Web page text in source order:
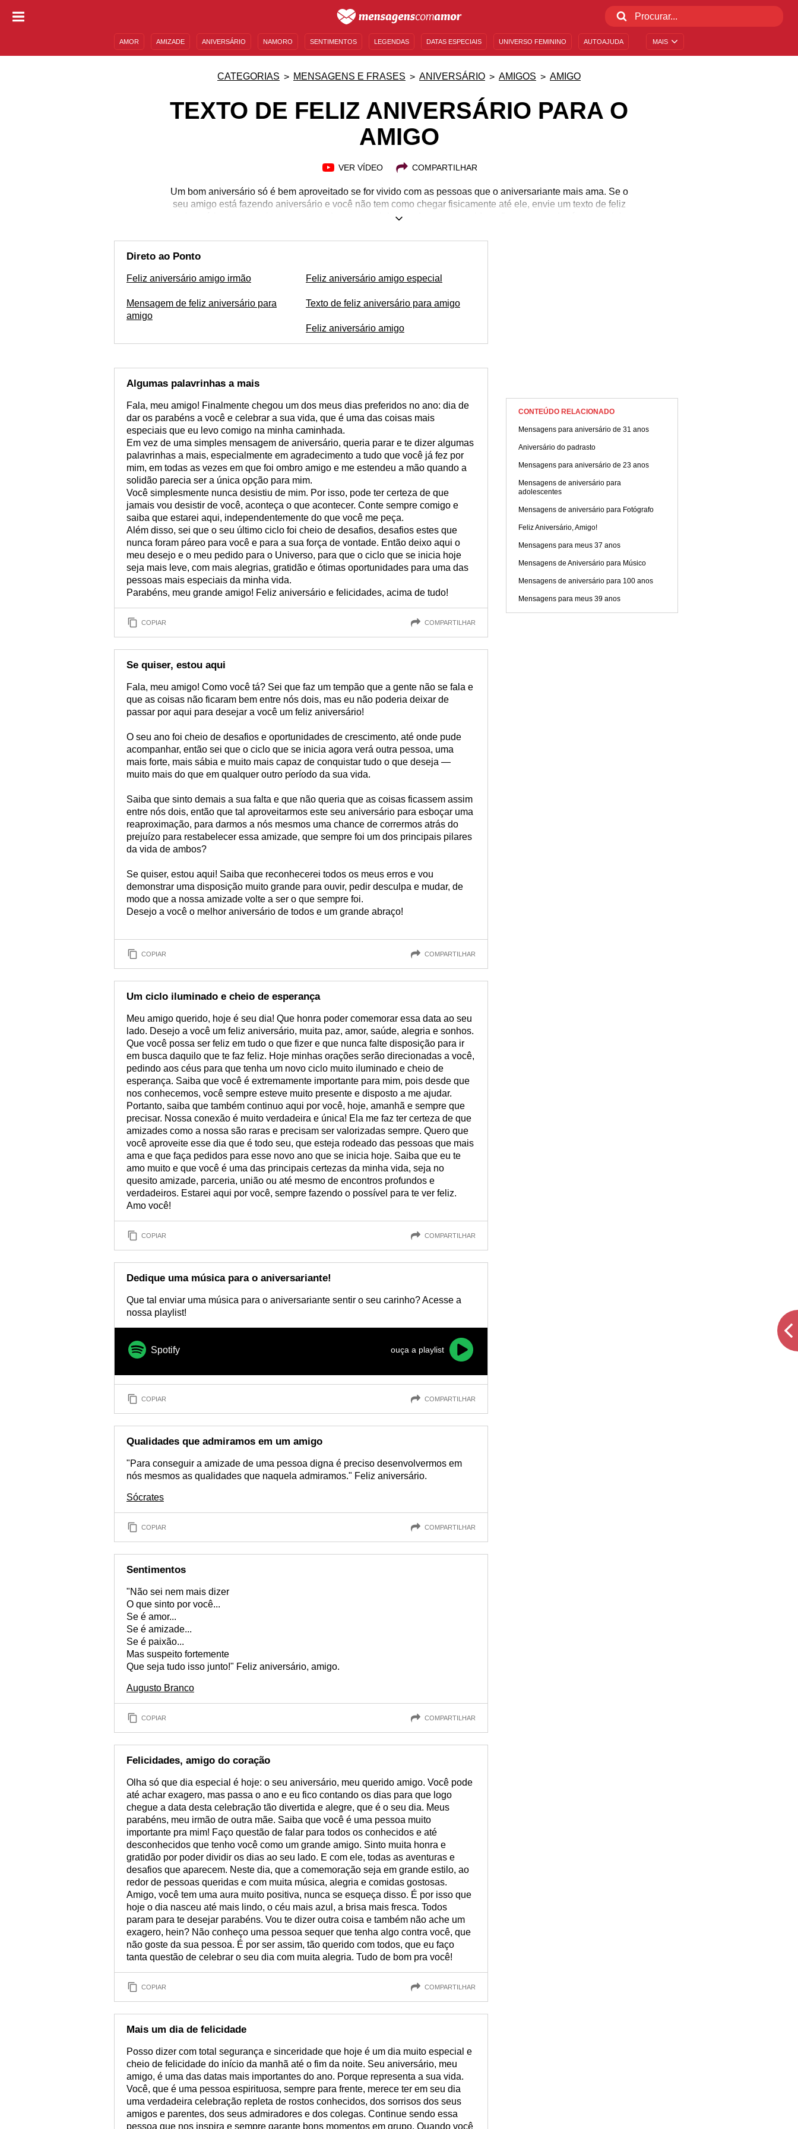
MAIS
AMOR AMIZADE ANIVERSÁRIO NAMORO SENTIMENTOS LEGENDAS DATAS ESPECIAIS UNIVERSO FEMININO AUTOAJUDA
CATEGORIAS MENSAGENS E FRASES ANIVERSÁRIO AMIGOS AMIGO
TEXTO DE FELIZ ANIVERSÁRIO PARA O
AMIGO
VER VÍDEO COMPARTILHAR
Um bom aniversário só é bem aproveitado se for vivido com as pessoas que o aniversariante mais ama. Se o
seu amigo está fazendo aniversário e você não tem como chegar fisicamente até ele, envie um texto de feliz
aniversário para o amigo e mostre todo o seu carinho e toda a sua consideração por esse alguém especial.
mensagem que tem mais a cara dele. Que tal declarar a importância dessa amizade no aniversário do seu
amigo? Emocione-o com palavras inspiradoras, verdadeiras e cheias de felicidade no melhor dia do ano!
Direto ao Ponto
Feliz aniversário amigo irmão
Mensagem de feliz aniversário para
amigo
Feliz aniversário amigo especial
Texto de feliz aniversário para amigo
Feliz aniversário amigo
Algumas palavrinhas a mais
Fala, meu amigo! Finalmente chegou um dos meus dias preferidos no ano: dia de
dar os parabéns a você e celebrar a sua vida, que é uma das coisas mais
especiais que eu levo comigo na minha caminhada.
Em vez de uma simples mensagem de aniversário, queria parar e te dizer algumas
palavrinhas a mais, especialmente em agradecimento a tudo que você já fez por
mim, em todas as vezes em que foi ombro amigo e me estendeu a mão quando a
solidão parecia ser a única opção para mim.
Você simplesmente nunca desistiu de mim. Por isso, pode ter certeza de que
jamais vou desistir de você, aconteça o que acontecer. Conte sempre comigo e
saiba que estarei aqui, independentemente do que você me peça.
Além disso, sei que o seu último ciclo foi cheio de desafios, desafios estes que
nunca foram páreo para você e para a sua força de vontade. Então deixo aqui o
meu desejo e o meu pedido para o Universo, para que o ciclo que se inicia hoje
seja mais leve, com mais alegrias, gratidão e ótimas oportunidades para uma das
pessoas mais especiais da minha vida.
Parabéns, meu grande amigo! Feliz aniversário e felicidades, acima de tudo!
COPIAR COMPARTILHAR
Se quiser, estou aqui
Fala, meu amigo! Como você tá? Sei que faz um tempão que a gente não se fala e
que as coisas não ficaram bem entre nós dois, mas eu não poderia deixar de
passar por aqui para desejar a você um feliz aniversário!
O seu ano foi cheio de desafios e oportunidades de crescimento, até onde pude
acompanhar, então sei que o ciclo que se inicia agora verá outra pessoa, uma
mais forte, mais sábia e muito mais capaz de conquistar tudo o que deseja —
muito mais do que em qualquer outro período da sua vida.
Saiba que sinto demais a sua falta e que não queria que as coisas ficassem assim
entre nós dois, então que tal aproveitarmos este seu aniversário para esboçar uma
reaproximação, para darmos a nós mesmos uma chance de corrermos atrás do
prejuízo para restabelecer essa amizade, que sempre foi um dos principais pilares
da vida de ambos?
Se quiser, estou aqui! Saiba que reconhecerei todos os meus erros e vou
demonstrar uma disposição muito grande para ouvir, pedir desculpa e mudar, de
modo que a nossa amizade volte a ser o que sempre foi.
Desejo a você o melhor aniversário de todos e um grande abraço!
COPIAR COMPARTILHAR
Um ciclo iluminado e cheio de esperança
Meu amigo querido, hoje é seu dia! Que honra poder comemorar essa data ao seu
lado. Desejo a você um feliz aniversário, muita paz, amor, saúde, alegria e sonhos.
Que você possa ser feliz em tudo o que fizer e que nunca falte disposição para ir
em busca daquilo que te faz feliz. Hoje minhas orações serão direcionadas a você,
pedindo aos céus para que tenha um novo ciclo muito iluminado e cheio de
esperança. Saiba que você é extremamente importante para mim, pois desde que
nos conhecemos, você sempre esteve muito presente e disposto a me ajudar.
Portanto, saiba que também continuo aqui por você, hoje, amanhã e sempre que
precisar. Nossa conexão é muito verdadeira e única! Ela me faz ter certeza de que
amizades como a nossa são raras e precisam ser valorizadas sempre. Quero que
você aproveite esse dia que é todo seu, que esteja rodeado das pessoas que mais
ama e que faça pedidos para esse novo ano que se inicia hoje. Saiba que eu te
amo muito e que você é uma das principais certezas da minha vida, seja no
quesito amizade, parceria, união ou até mesmo de encontros profundos e
verdadeiros. Estarei aqui por você, sempre fazendo o possível para te ver feliz.
Amo você!
COPIAR COMPARTILHAR
Dedique uma música para o aniversariante!
Que tal enviar uma música para o aniversariante sentir o seu carinho? Acesse a
nossa playlist!
Spotify ouça a playlist
COPIAR COMPARTILHAR
Qualidades que admiramos em um amigo
"Para conseguir a amizade de uma pessoa digna é preciso desenvolvermos em
nós mesmos as qualidades que naquela admiramos." Feliz aniversário.
Sócrates
COPIAR COMPARTILHAR
Sentimentos
"Não sei nem mais dizer
O que sinto por você...
Se é amor...
Se é amizade...
Se é paixão...
Mas suspeito fortemente
Que seja tudo isso junto!" Feliz aniversário, amigo.
Augusto Branco
COPIAR COMPARTILHAR
Felicidades, amigo do coração
Olha só que dia especial é hoje: o seu aniversário, meu querido amigo. Você pode
até achar exagero, mas passa o ano e eu fico contando os dias para que logo
chegue a data desta celebração tão divertida e alegre, que é o seu dia. Meus
parabéns, meu irmão de outra mãe. Saiba que você é uma pessoa muito
importante pra mim! Faço questão de falar para todos os conhecidos e até
desconhecidos que tenho você como um grande amigo. Sinto muita honra e
gratidão por poder dividir os dias ao seu lado. E com ele, todas as aventuras e
desafios que aparecem. Neste dia, que a comemoração seja em grande estilo, ao
redor de pessoas queridas e com muita música, alegria e comidas gostosas.
Amigo, você tem uma aura muito positiva, nunca se esqueça disso. É por isso que
hoje o dia nasceu até mais lindo, o céu mais azul, a brisa mais fresca. Todos
param para te desejar parabéns. Vou te dizer outra coisa e também não ache um
exagero, hein? Não conheço uma pessoa sequer que tenha algo contra você, que
não goste da sua pessoa. É por ser assim, tão querido com todos, que eu faço
tanta questão de celebrar o seu dia com muita alegria. Tudo de bom pra você!
COPIAR COMPARTILHAR
Mais um dia de felicidade
Posso dizer com total segurança e sinceridade que hoje é um dia muito especial e
cheio de felicidade do início da manhã até o fim da noite. Seu aniversário, meu
amigo, é uma das datas mais importantes do ano. Porque representa a sua vida.
Você, que é uma pessoa espirituosa, sempre para frente, merece ter em seu dia
uma verdadeira celebração repleta de rostos conhecidos, dos sorrisos dos seus
amigos e parentes, dos seus admiradores e dos colegas. Continue sendo essa
pessoa que nos inspira e sempre garante bons momentos em grupo. Quando você
CONTEÚDO RELACIONADO
Mensagens para aniversário de 31 anos
Aniversário do padrasto
Mensagens para aniversário de 23 anos
Mensagens de aniversário para
adolescentes
Mensagens de aniversário para Fotógrafo
Feliz Aniversário, Amigo!
Mensagens para meus 37 anos
Mensagens de Aniversário para Músico
Mensagens de aniversário para 100 anos
Mensagens para meus 39 anos